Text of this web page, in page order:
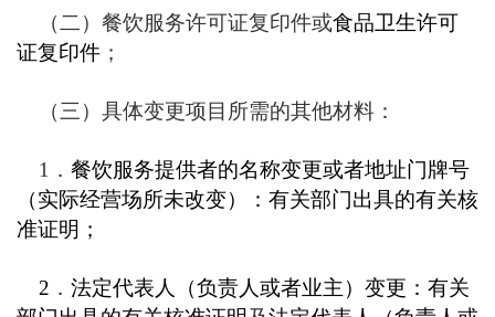
（二）餐饮服务许可证复印件或食品卫生许可
证复印件 ；
（三）具体变更项目所需的其他材料：
1 ． 餐饮服务提供者的名称变更或者地址门牌号
（实际经营场所未改变）：有关部门出具的有关核
准证明；
2 ． 法定代表人（负责人或者业主）变更：有关